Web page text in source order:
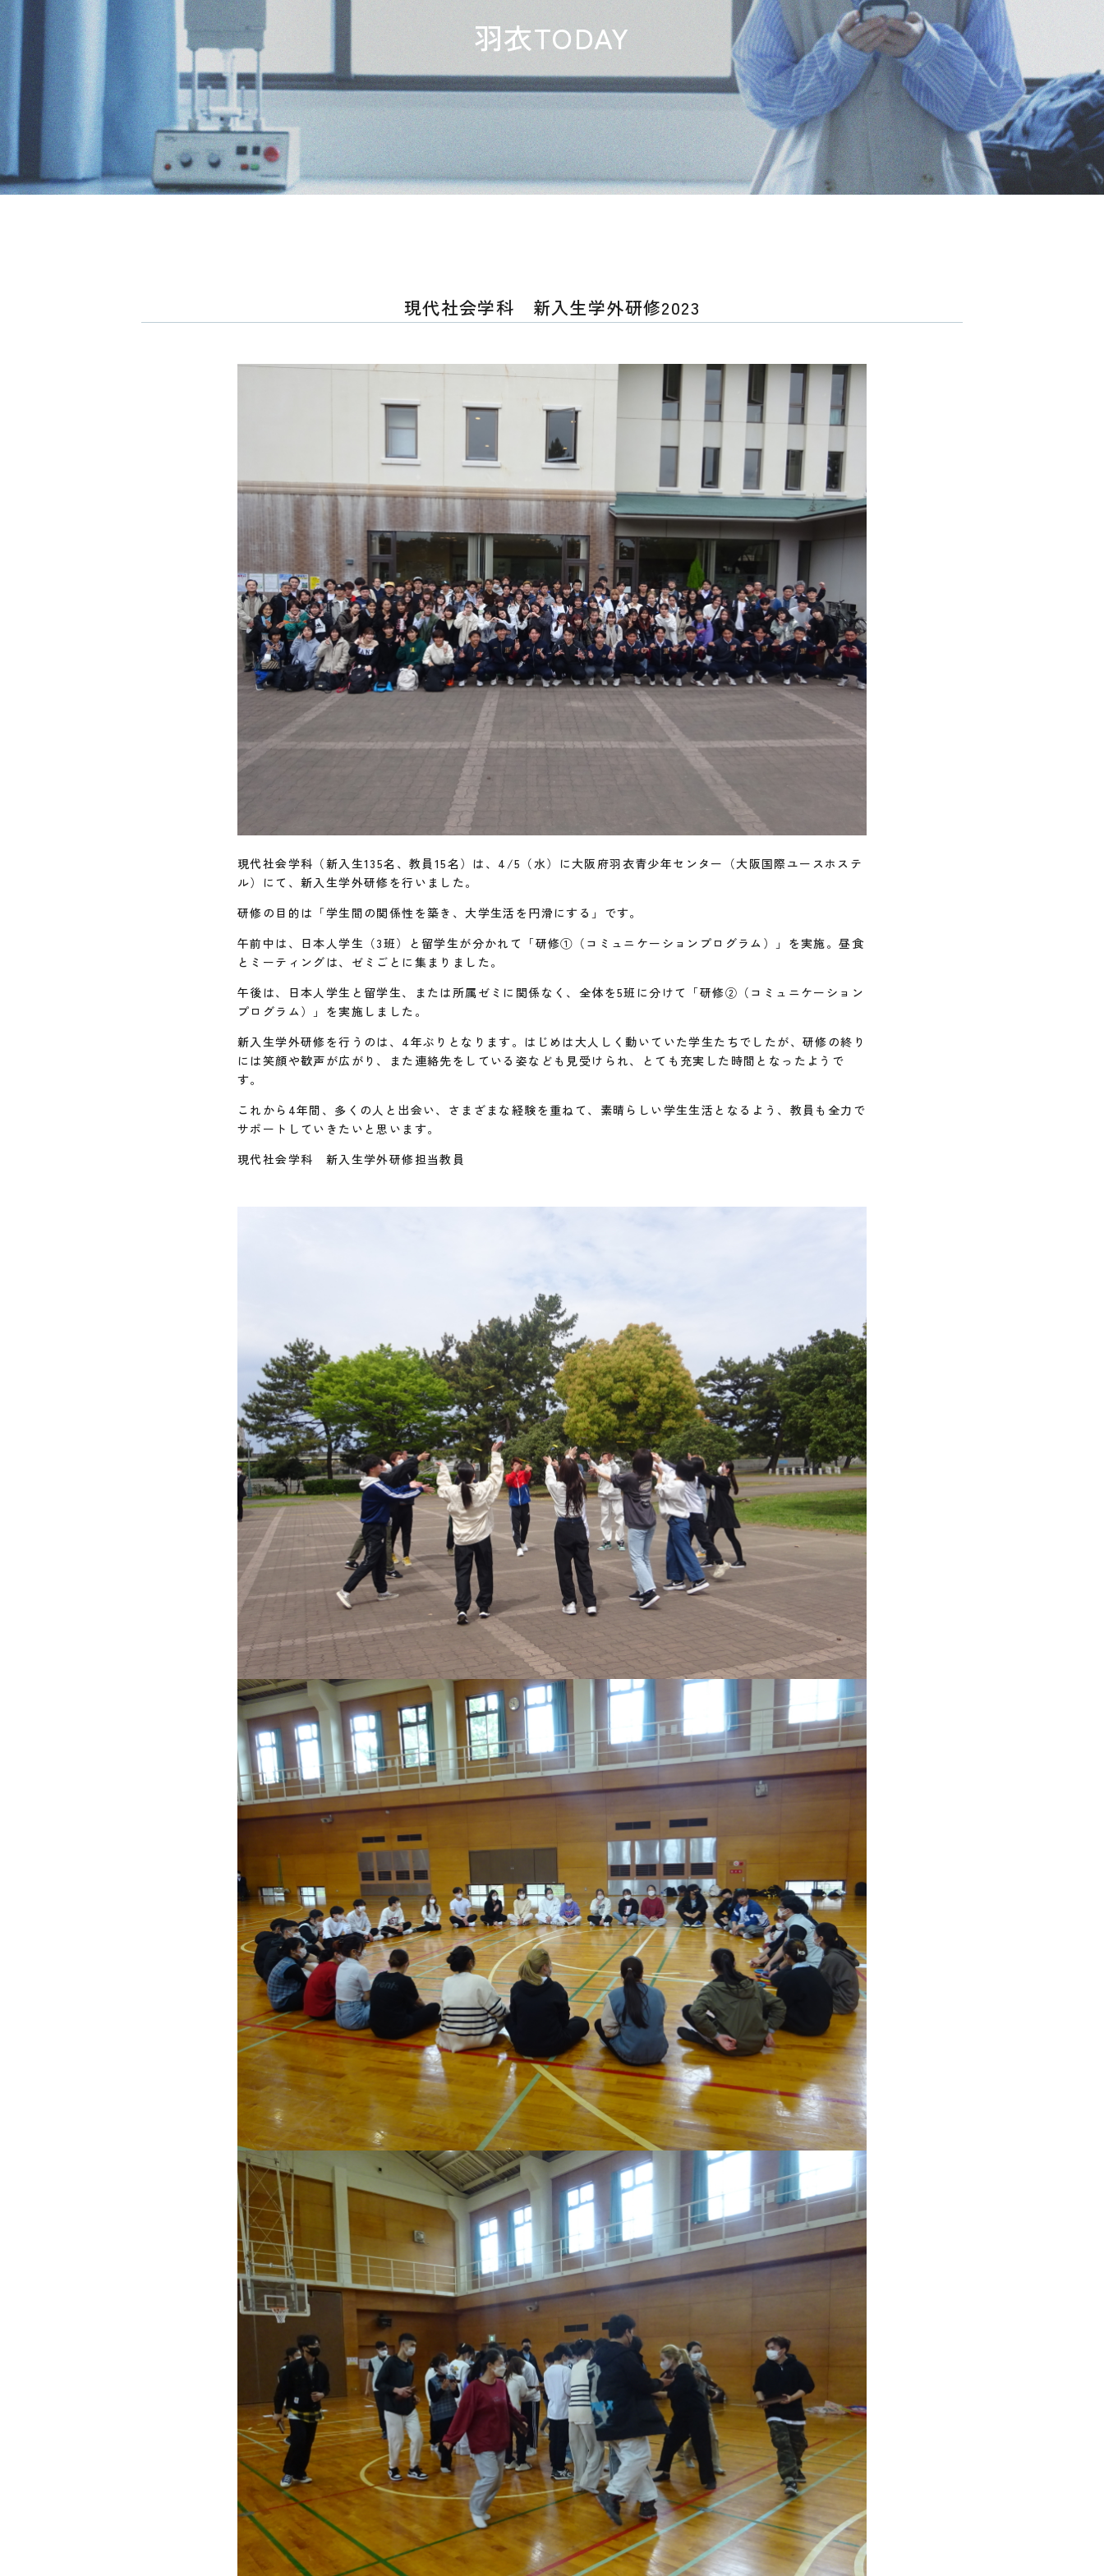
羽衣TODAY
現代社会学科 新入生学外研修2023
現代社会学科（新入生135名、教員15名）は、4/5（水）に大阪府羽衣青少年センター（大阪国際ユースホステ
ル）にて、新入生学外研修を行いました。
研修の目的は「学生間の関係性を築き、大学生活を円滑にする」です。
午前中は、日本人学生（3班）と留学生が分かれて「研修①（コミュニケーションプログラム）」を実施。昼食
とミーティングは、ゼミごとに集まりました。
午後は、日本人学生と留学生、または所属ゼミに関係なく、全体を5班に分けて「研修②（コミュニケーション
プログラム）」を実施しました。
新入生学外研修を行うのは、4年ぶりとなります。はじめは大人しく動いていた学生たちでしたが、研修の終り
には笑顔や歓声が広がり、また連絡先をしている姿なども見受けられ、とても充実した時間となったようで
す。
これから4年間、多くの人と出会い、さまざまな経験を重ねて、素晴らしい学生生活となるよう、教員も全力で
サポートしていきたいと思います。
現代社会学科 新入生学外研修担当教員